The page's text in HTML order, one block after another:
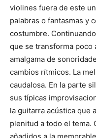
violines fuera de este
palabras o fantasmas y
costumbre.
que se transforma poco
amalgama de
cambios rítmicos. La
caudalosa. En la parte
sus típicas
la guitarra acústica que
plenitud a todo el tema.
añadidos a la